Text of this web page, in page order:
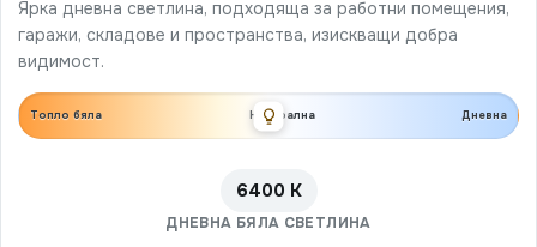
Ярка дневна светлина, подходяща за работни помещения,
гаражи, складове и пространства, изискващи добра
видимост.
Топло бяла Неутрална Дневна
6400 K
ДНЕВНА БЯЛА СВЕТЛИНА